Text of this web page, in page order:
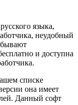
языка,
неудобный
бывают
и доступна
списке
она имеет
Данный софт